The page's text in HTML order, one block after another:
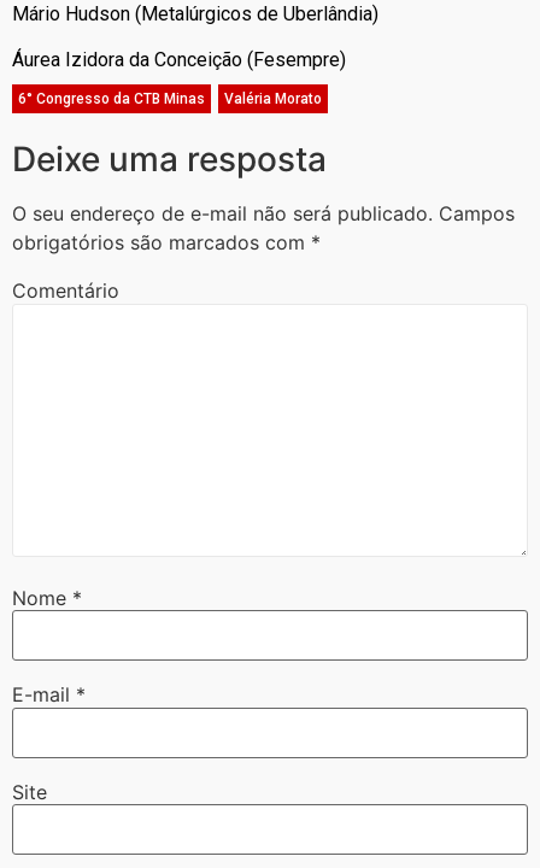
Mário Hudson (Metalúrgicos de Uberlândia)
Áurea Izidora da Conceição (Fesempre)
6° Congresso da CTB Minas Valéria Morato
Deixe uma resposta
O seu endereço de e-mail não será publicado. Campos
obrigatórios são marcados com *
Comentário
Nome *
E-mail *
Site